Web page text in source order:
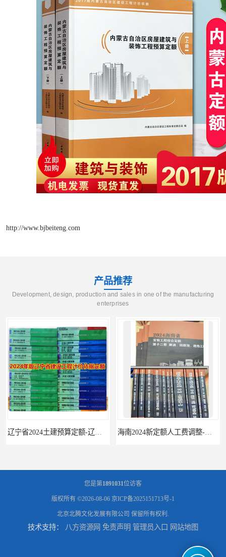
http://www.bjbeiteng.com
产品推荐
Development, design, production and sales in one of the manufacturing
enterprises
辽宁省2024土建预算定额-辽宁安装预算定额-辽宁通风空调安装定额 海南2024新定额人工费调整-海南2024版安装定额-海南2024房屋建筑定额-海南定额
您是第1891031位访客
版权所有 ©2026-08-06 京ICP备2025151713号-1
北京北腾文化发展有限公司 保留所有权利.
技术支持： 八方资源网 免责声明 管理员入口 网站地图